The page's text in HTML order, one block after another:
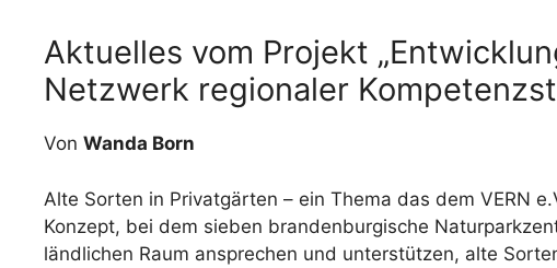
Aktuelles vom Projekt
Netzwerk regionaler
Von Wanda Born
Alte Sorten in Privatgärten – ein Thema das dem VERN
Konzept, bei dem sieben brandenburgische
ländlichen Raum ansprechen und unterstützen, alte